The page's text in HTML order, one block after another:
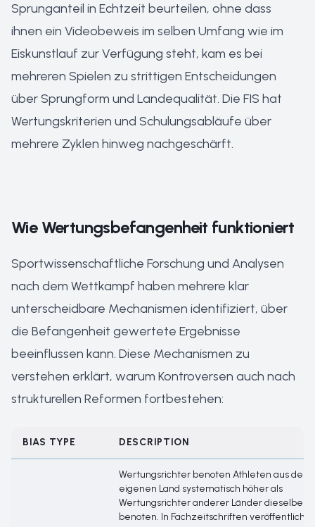
Sprunganteil in Echtzeit beurteilen, ohne dass
ihnen ein Videobeweis im selben Umfang wie im
Eiskunstlauf zur Verfügung steht, kam es bei
mehreren Spielen zu strittigen Entscheidungen
über Sprungform und Landequalität. Die FIS hat
Wertungskriterien und Schulungsabläufe über
mehrere Zyklen hinweg nachgeschärft.
Wie Wertungsbefangenheit funktioniert
Sportwissenschaftliche Forschung und Analysen
nach dem Wettkampf haben mehrere klar
unterscheidbare Mechanismen identifiziert, über
die Befangenheit gewertete Ergebnisse
beeinflussen kann. Diese Mechanismen zu
verstehen erklärt, warum Kontroversen auch nach
strukturellen Reformen fortbestehen:
BIAS TYPE DESCRIPTION
Wertungsrichter benoten Athleten aus dem
eigenen Land systematisch höher als
Wertungsrichter anderer Länder dieselben
benoten. In Fachzeitschriften veröffentlichte